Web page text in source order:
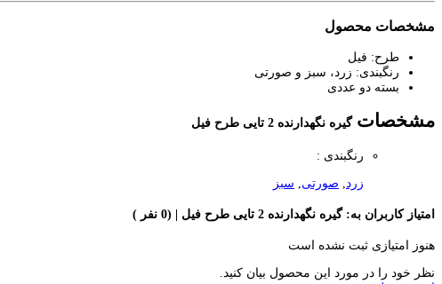
مشخصات محصول
طرح: فیل
رنگبندی: زرد، سبز و صورتی
بسته دو عددی
مشخصاتگیره نگهدارنده 2 تایی طرح فیل
رنگبندی :
زرد صورتی سبز
امتیاز کاربران به: گیره نگهدارنده 2 تایی طرح فیل | (0 نفر )
هنوز امتیازی ثبت نشده است
نظر خود را در مورد این محصول بیان کنید.